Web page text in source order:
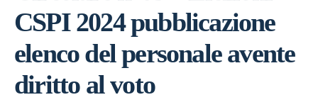
CSPI 2024 pubblicazione
elenco del personale avente
diritto al voto